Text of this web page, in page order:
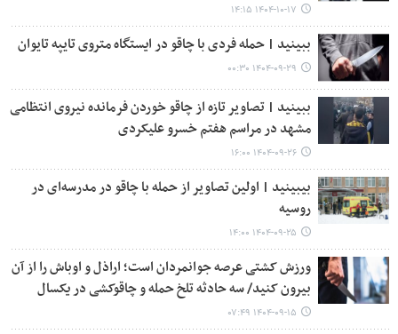
۱۴۰۴-۱۰-۱۷ ۱۴:۱۵
ببینید | حمله فردی با چاقو در ایستگاه‌ متروی تایپه تایوان
۱۴۰۴-۰۹-۲۹ ۰۰:۳۰
ببینید | تصاویر تازه از چاقو خوردن فرمانده نیروی انتظامی
مشهد در مراسم هفتم خسرو علیکردی
۱۴۰۴-۰۹-۲۶ ۱۶:۰۰
بیبینید | اولین تصاویر از حمله با چاقو در مدرسه‌ای در
روسیه
۱۴۰۴-۰۹-۲۵ ۱۴:۰۰
ورزش کشتی عرصه جوانمردان است؛ اراذل و اوباش را از آن
بیرون کنید/ سه حادثه تلخ حمله و چاقوکشی در یکسال
۱۴۰۴-۰۹-۱۵ ۰۷:۴۹